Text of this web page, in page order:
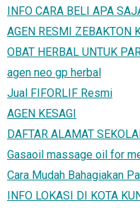
INFO CARA BELI APA
AGEN RESMI ZEBAKTON
OBAT HERBAL UNTUK
agen neo gp herbal
Jual FIFORLIF Resmi
AGEN KESAGI
DAFTAR ALAMAT
Gasaoil massage oil for
Cara Mudah Bahagiakan
INFO LOKASI DI KOTA